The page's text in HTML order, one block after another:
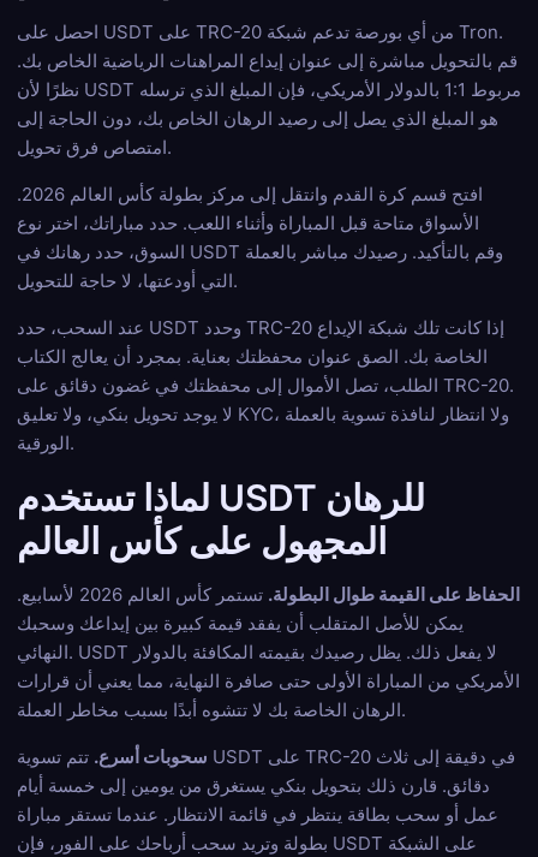
احصل على USDT على TRC-20 من أي بورصة تدعم شبكة Tron.
قم بالتحويل مباشرة إلى عنوان إيداع المراهنات الرياضية الخاص بك.
نظرًا لأن USDT مربوط 1:1 بالدولار الأمريكي، فإن المبلغ الذي ترسله
هو المبلغ الذي يصل إلى رصيد الرهان الخاص بك، دون الحاجة إلى
امتصاص فرق تحويل.
افتح قسم كرة القدم وانتقل إلى مركز بطولة كأس العالم 2026.
الأسواق متاحة قبل المباراة وأثناء اللعب. حدد مباراتك، اختر نوع
السوق، حدد رهانك في USDT وقم بالتأكيد. رصيدك مباشر بالعملة
التي أودعتها، لا حاجة للتحويل.
عند السحب، حدد USDT وحدد TRC-20 إذا كانت تلك شبكة الإيداع
الخاصة بك. الصق عنوان محفظتك بعناية. بمجرد أن يعالج الكتاب
الطلب، تصل الأموال إلى محفظتك في غضون دقائق على TRC-20.
لا يوجد تحويل بنكي، ولا تعليق KYC، ولا انتظار لنافذة تسوية بالعملة
الورقية.
لماذا تستخدم USDT للرهان
المجهول على كأس العالم
الحفاظ على القيمة طوال البطولة.
تستمر كأس العالم 2026 لأسابيع.
يمكن للأصل المتقلب أن يفقد قيمة كبيرة بين إيداعك وسحبك
النهائي. USDT لا يفعل ذلك. يظل رصيدك بقيمته المكافئة بالدولار
الأمريكي من المباراة الأولى حتى صافرة النهاية، مما يعني أن قرارات
الرهان الخاصة بك لا تتشوه أبدًا بسبب مخاطر العملة.
سحوبات أسرع. تتم تسوية USDT على TRC-20 في دقيقة إلى ثلاث
دقائق. قارن ذلك بتحويل بنكي يستغرق من يومين إلى خمسة أيام
عمل أو سحب بطاقة ينتظر في قائمة الانتظار. عندما تستقر مباراة
بطولة وتريد سحب أرباحك على الفور، فإن USDT على الشبكة